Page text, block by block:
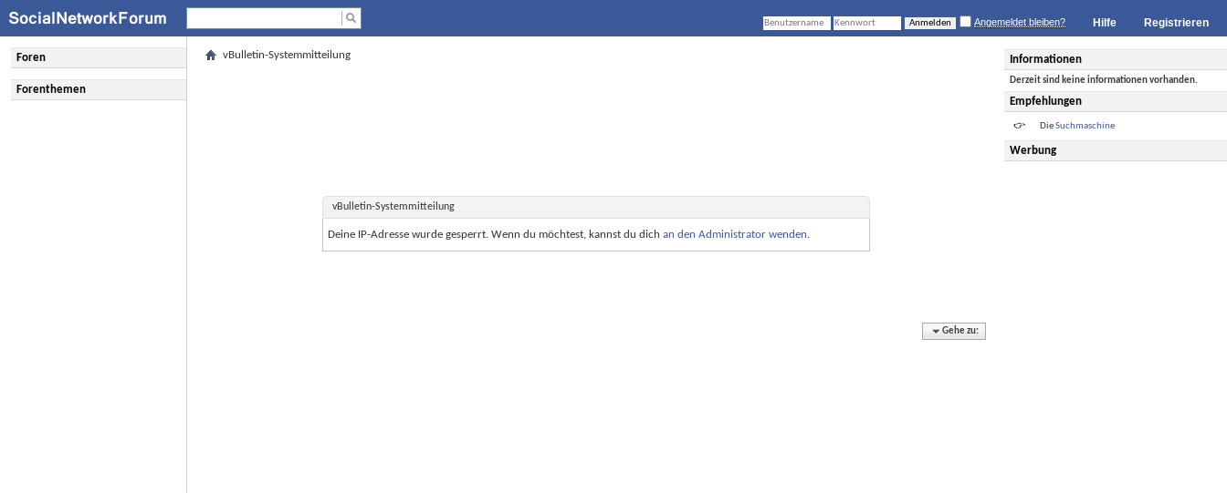
Registrieren
Hilfe
Angemeldet bleiben?
Informationen
Derzeit sind keine informationen vorhanden.
Empfehlungen
DieSuchmaschine
Werbung
Foren
Forenthemen
vBulletin-Systemmitteilung
vBulletin-Systemmitteilung
Deine IP-Adresse wurde gesperrt. Wenn du möchtest, kannst du dich an den Administrator wenden.
Gehe zu: